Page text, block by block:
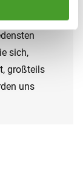
uns in
sich,
großteils
uns